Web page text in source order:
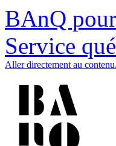
BAnQ
Service
Aller directement au contenu.